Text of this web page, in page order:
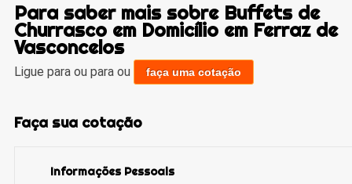
Para saber mais sobre Buffets de
Churrasco em Domicílio em Ferraz de
Vasconcelos
Ligue para ou para ou faça uma cotação
Faça sua cotação
Informações Pessoais